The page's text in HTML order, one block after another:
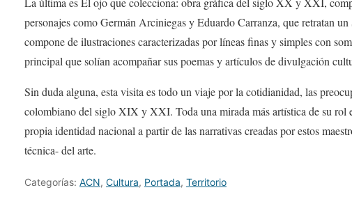
personajes como Germán Arciniegas y Eduardo Carranza, que retratan
compone de ilustraciones caracterizadas por líneas finas y simples con
principal que solían acompañar sus poemas y artículos de divulgación
Sin duda alguna, esta visita es todo un viaje por la cotidianidad, las
colombiano del siglo XIX y XXI. Toda una mirada más artística de su rol
propia identidad nacional a partir de las narrativas creadas por estos
técnica- del arte.
Categorías: ACN, Cultura, Portada, Territorio